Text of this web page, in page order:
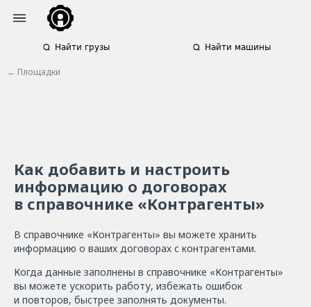
Найти грузы Найти машины
← Площадки
Как добавить и настроить
информацию о договорах
в справочнике «Контрагенты»
В справочнике «Контрагенты» вы можете хранить
информацию о ваших договорах с контрагентами.
Когда данные заполнены в справочнике «Контрагенты»
вы можете ускорить работу, избежать ошибок
и повторов, быстрее заполнять документы.